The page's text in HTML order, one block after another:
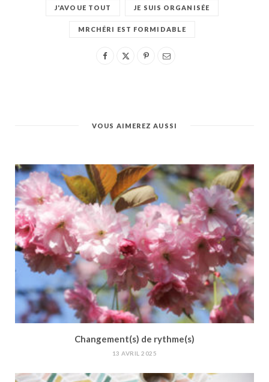
J'AVOUE TOUT JE SUIS ORGANISÉE
MRCHÉRI EST FORMIDABLE
VOUS AIMEREZ AUSSI
Changement(s) de rythme(s)
13 AVRIL 2025